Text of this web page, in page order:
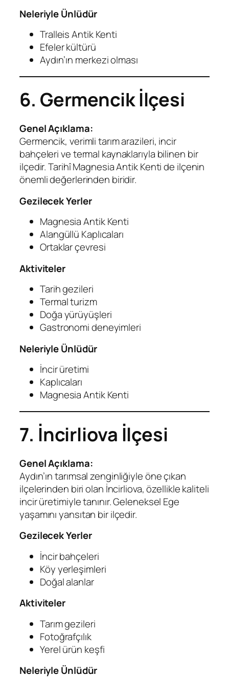
Neleriyle Ünlüdür
Tralleis Antik Kenti
Efeler kültürü
Aydın’ın merkezi olması
6. Germencik İlçesi
Genel Açıklama:
Germencik, verimli tarım arazileri, incir
bahçeleri ve termal kaynaklarıyla bilinen bir
ilçedir. Tarihî Magnesia Antik Kenti de ilçenin
önemli değerlerinden biridir.
Gezilecek Yerler
Magnesia Antik Kenti
Alangüllü Kaplıcaları
Ortaklar çevresi
Aktiviteler
Tarih gezileri
Termal turizm
Doğa yürüyüşleri
Gastronomi deneyimleri
Neleriyle Ünlüdür
İncir üretimi
Kaplıcaları
Magnesia Antik Kenti
7. İncirliova İlçesi
Genel Açıklama:
Aydın’ın tarımsal zenginliğiyle öne çıkan
ilçelerinden biri olan İncirliova, özellikle kaliteli
incir üretimiyle tanınır. Geleneksel Ege
yaşamını yansıtan bir ilçedir.
Gezilecek Yerler
İncir bahçeleri
Köy yerleşimleri
Doğal alanlar
Aktiviteler
Tarım gezileri
Fotoğrafçılık
Yerel ürün keşfi
Neleriyle Ünlüdür